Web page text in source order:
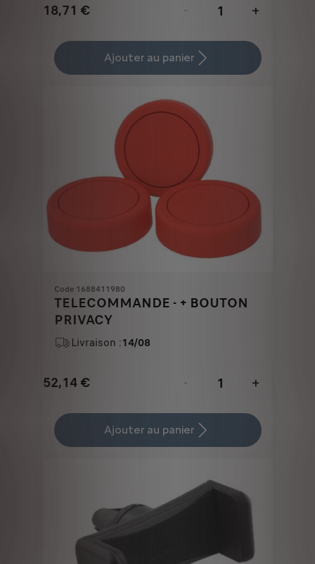
18,71 €
Price
18,71
-
+
Quantity
updated
Ajouter au panier
Code 1688411980
TELECOMMANDE - + BOUTON
PRIVACY
Livraison :14/08
52,14 €
Price
52,14
-
+
Quantity
updated
Ajouter au panier